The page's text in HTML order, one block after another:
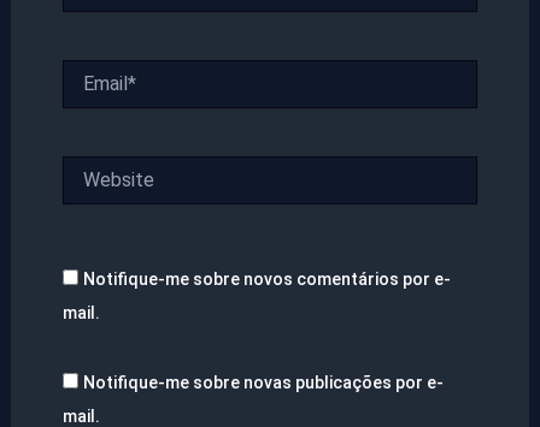
Notifique-me sobre novos comentários por e-
mail.
Notifique-me sobre novas publicações por e-
mail.